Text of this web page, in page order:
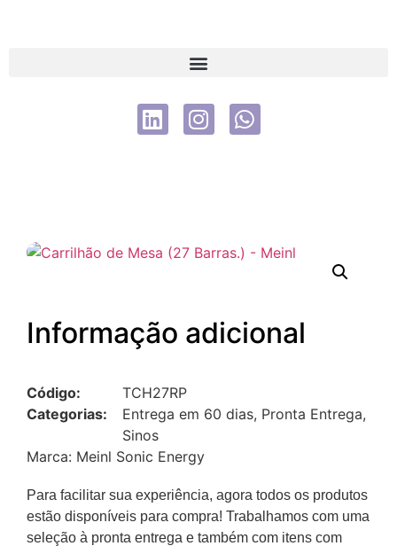
Informação adicional
Código:
TCH27RP
Categorias:
Entrega em 60 dias, Pronta Entrega,
Sinos
Marca: Meinl Sonic Energy
Para facilitar sua experiência, agora todos os produtos
estão disponíveis para compra! Trabalhamos com uma
seleção à pronta entrega e também com itens com